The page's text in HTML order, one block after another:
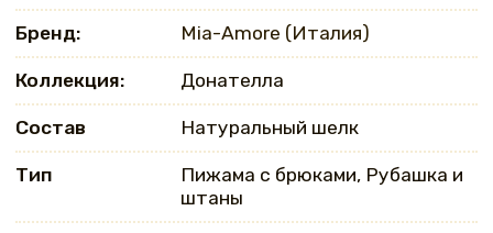
Бренд: Mia-Amore (Италия)
Коллекция: Донателла
Состав Натуральный шелк
Тип
Пижама с брюками, Рубашка и
штаны